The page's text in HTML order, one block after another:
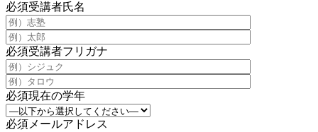
必須受講者氏名
必須受講者フリガナ
必須現在の学年
必須 メールアドレス